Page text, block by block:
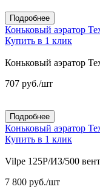
Подробнее
Коньковый аэратор
Купить в 1 клик
Коньковый аэратор
707 руб./шт
Подробнее
Коньковый аэратор
Купить в 1 клик
Vilpe 125P/ИЗ/500
7 800 руб./шт